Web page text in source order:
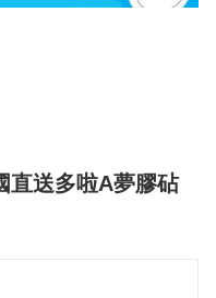
直送多啦A夢膠砧